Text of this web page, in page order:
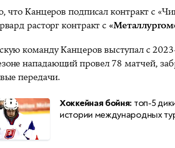
что Канцеров подписал контракт с
расторг контракт с
команду Канцеров выступал с
нападающий провел 78 матчей,
передачи.
Хоккейная бойня: топ-5
истории международных